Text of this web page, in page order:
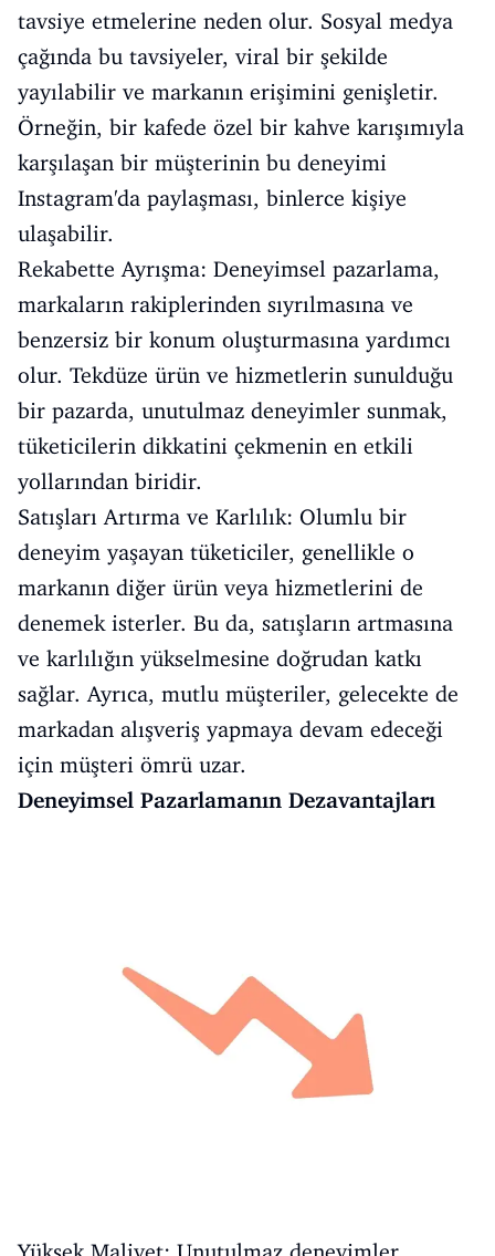
tavsiye etmelerine neden olur. Sosyal medya
çağında bu tavsiyeler, viral bir şekilde
yayılabilir ve markanın erişimini genişletir.
Örneğin, bir kafede özel bir kahve karışımıyla
karşılaşan bir müşterinin bu deneyimi
Instagram'da paylaşması, binlerce kişiye
ulaşabilir.
Rekabette Ayrışma: Deneyimsel pazarlama,
markaların rakiplerinden sıyrılmasına ve
benzersiz bir konum oluşturmasına yardımcı
olur. Tekdüze ürün ve hizmetlerin sunulduğu
bir pazarda, unutulmaz deneyimler sunmak,
tüketicilerin dikkatini çekmenin en etkili
yollarından biridir.
Satışları Artırma ve Karlılık: Olumlu bir
deneyim yaşayan tüketiciler, genellikle o
markanın diğer ürün veya hizmetlerini de
denemek isterler. Bu da, satışların artmasına
ve karlılığın yükselmesine doğrudan katkı
sağlar. Ayrıca, mutlu müşteriler, gelecekte de
markadan alışveriş yapmaya devam edeceği
için müşteri ömrü uzar.
Deneyimsel Pazarlamanın Dezavantajları